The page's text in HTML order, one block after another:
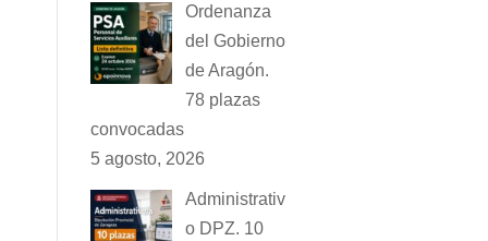
Ordenanza
del Gobierno
de Aragón.
78 plazas
convocadas
5 agosto, 2026
Administrativ
o DPZ. 10